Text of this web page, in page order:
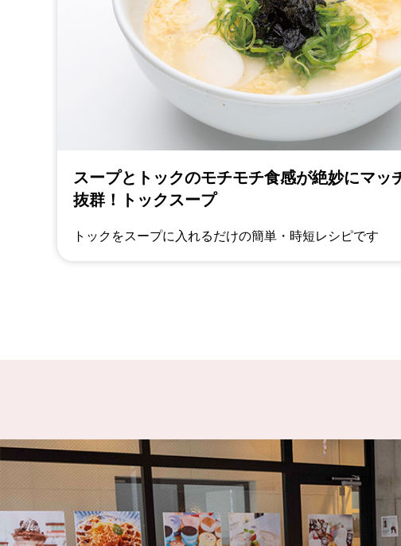
スープとトックのモチモチ食感が絶妙にマッ
抜群！トックスープ
トックをスープに入れるだけの簡単・時短レシピです